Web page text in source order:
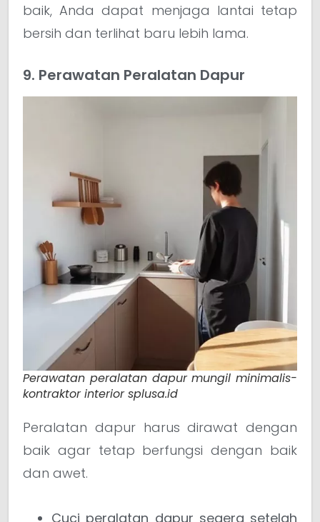
baik, Anda dapat menjaga lantai tetap
bersih dan terlihat baru lebih lama.
9. Perawatan Peralatan Dapur
Perawatan peralatan dapur mungil minimalis-
kontraktor interior splusa.id
Peralatan dapur harus dirawat dengan
baik agar tetap berfungsi dengan baik
dan awet.
Cuci peralatan dapur segera setelah